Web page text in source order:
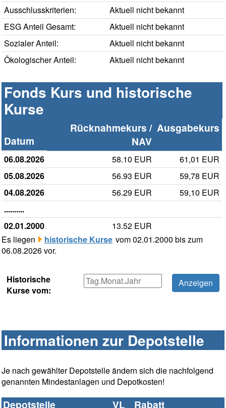
Ausschlusskriterien:
Aktuell nicht bekannt
ESG Anteil Gesamt:
Aktuell nicht bekannt
Sozialer Anteil:
Aktuell nicht bekannt
Ökologischer Anteil:
Aktuell nicht bekannt
Fonds Kurs und historische
Kurse
Datum
Rücknahmekurs /
NAV
Ausgabekurs
06.08.2026 58.10 EUR
61,01 EUR
05.08.2026
56.93 EUR
59,78 EUR
04.08.2026
56.29 EUR
59,10 EUR
..........
02.01.2000
13.52 EUR
Es liegen
historische Kurse vom 02.01.2000 bis zum
06.08.2026 vor.
Historische
Kurse vom:
Informationen zur Depotstelle
Je nach gewählter Depotstelle ändern sich die nachfolgend
genannten Mindestanlagen und Depotkosten!
Depotstelle
VL
Rabatt